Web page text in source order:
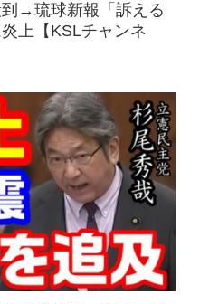
→琉球新報「訴える
上【KSLチャンネ